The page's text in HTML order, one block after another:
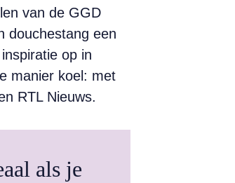
van de GGD
douchestang een
op in
manier koel: met
RTL Nieuws.
als je